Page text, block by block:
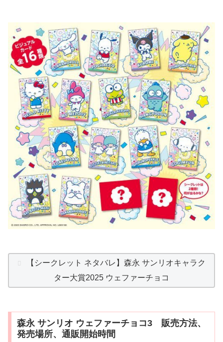
【シークレット ネタバレ】森永 サンリオキャラク
ター大賞2025 ウェファーチョコ
森永 サンリオ ウェファーチョコ3 販売方法、
発売場所、通販開始時間